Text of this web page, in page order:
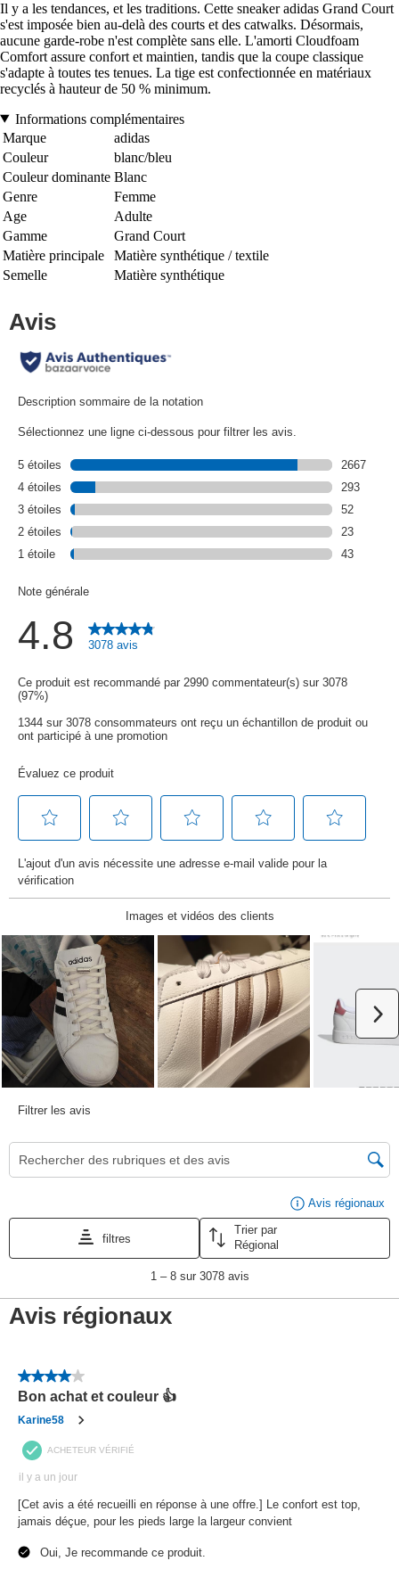
Il y a les tendances, et les traditions. Cette sneaker adidas Grand Court
s'est imposée bien au-delà des courts et des catwalks. Désormais,
aucune garde-robe n'est complète sans elle. L'amorti Cloudfoam
Comfort assure confort et maintien, tandis que la coupe classique
s'adapte à toutes tes tenues. La tige est confectionnée en matériaux
recyclés à hauteur de 50 % minimum.
Informations complémentaires
Marque
adidas
Couleur
blanc/bleu
Couleur dominante Blanc
Genre
Femme
Age
Adulte
Gamme
Grand Court
Matière principale
Matière synthétique / textile
Semelle
Matière synthétique